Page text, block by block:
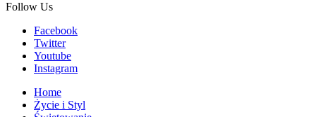
Follow Us
Facebook
Twitter
Youtube
Instagram
Home
Życie i Styl